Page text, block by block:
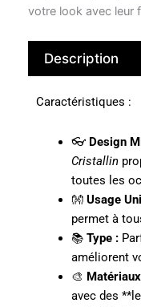
votre look avec leur
Description
Caractéristiques :
👓 Design
Cristallin
toutes les
👐 Usage
permet à
📚 Type :
améliorent
🎨
avec des